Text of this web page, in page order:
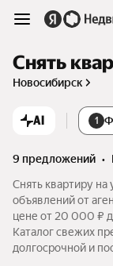
Снять
Новосибирск
AI 1
9 предложений •
Снять квартиру
объявлений от
цене от 20 000 ₽
Каталог свежих
долгосрочной и